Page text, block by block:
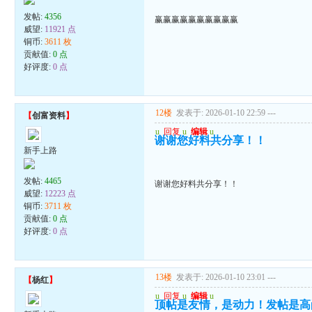
发帖:4356
威望: 11921 点
铜币:3611 枚
贡献值:0 点
好评度:0 点
赢赢赢赢赢赢赢赢赢赢
【创富资料】
新手上路
发帖:4465
威望: 12223 点
铜币:3711 枚
贡献值:0 点
好评度:0 点
12楼 发表于: 2026-01-10 22:59 ---
u 回复 u 编辑 u
谢谢您好料共分享！！
谢谢您好料共分享！！
【杨红】 13楼 发表于: 2026-01-10 23:01 ---
u 回复 u 编辑 u
顶帖是友情，是动力！发帖是